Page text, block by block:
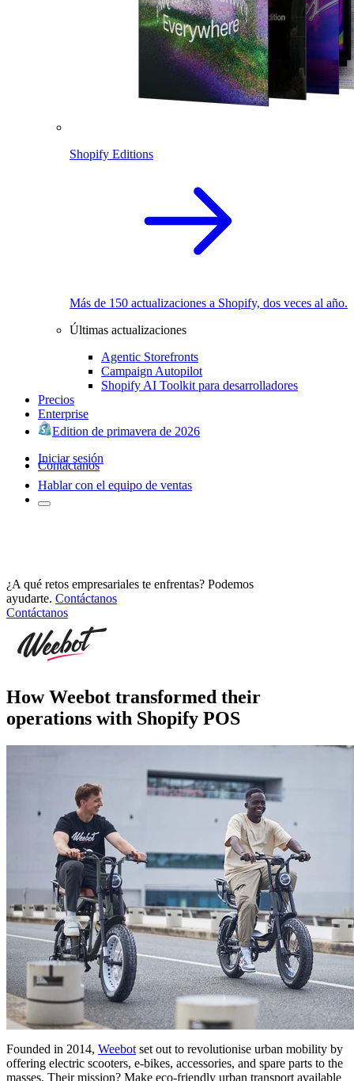
Shopify Editions
Más de 150 actualizaciones a Shopify, dos veces al año.
Últimas actualizaciones
Agentic Storefronts
Campaign Autopilot
Shopify AI Toolkit para desarrolladores
Precios
Enterprise
Edition de primavera de 2026
Iniciar sesión
Contáctanos
Hablar con el equipo de ventas
¿A qué retos empresariales te enfrentas? Podemos
ayudarte. Contáctanos
Contáctanos
How Weebot transformed their
operations with Shopify POS
Founded in 2014, Weebot set out to revolutionise urban mobility by
offering electric scooters, e-bikes, accessories, and spare parts to the
masses. Their mission? Make eco-friendly urban transport available